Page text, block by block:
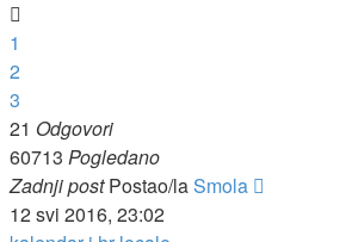
1
2
3
21 Odgovori
60713 Pogledano
Zadnji postPostao/laSmola
12 svi 2016, 23:02